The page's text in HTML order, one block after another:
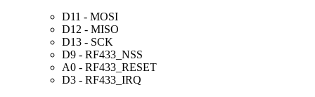
D11 - MOSI
D12 - MISO
D13 - SCK
D9 - RF433_NSS
A0 - RF433_RESET
D3 - RF433_IRQ